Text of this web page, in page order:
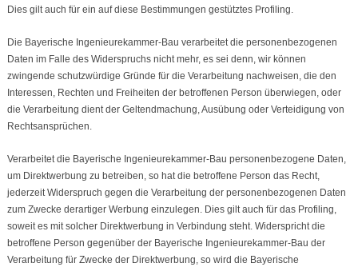
Dies gilt auch für ein auf diese Bestimmungen gestütztes Profiling.
Die Bayerische Ingenieurekammer-Bau verarbeitet die personenbezogenen
Daten im Falle des Widerspruchs nicht mehr, es sei denn, wir können
zwingende schutzwürdige Gründe für die Verarbeitung nachweisen, die den
Interessen, Rechten und Freiheiten der betroffenen Person überwiegen, oder
die Verarbeitung dient der Geltendmachung, Ausübung oder Verteidigung von
Rechtsansprüchen.
Verarbeitet die Bayerische Ingenieurekammer-Bau personenbezogene Daten,
um Direktwerbung zu betreiben, so hat die betroffene Person das Recht,
jederzeit Widerspruch gegen die Verarbeitung der personenbezogenen Daten
zum Zwecke derartiger Werbung einzulegen. Dies gilt auch für das Profiling,
soweit es mit solcher Direktwerbung in Verbindung steht. Widerspricht die
betroffene Person gegenüber der Bayerische Ingenieurekammer-Bau der
Verarbeitung für Zwecke der Direktwerbung, so wird die Bayerische